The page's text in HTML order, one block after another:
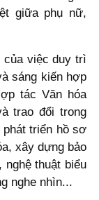
giữa phụ nữ,
của việc duy trì
sáng kiến hợp
tác Văn hóa
trao đổi trong
triển hồ sơ
xây dựng bảo
nghệ thuật biểu
nghe nhìn...